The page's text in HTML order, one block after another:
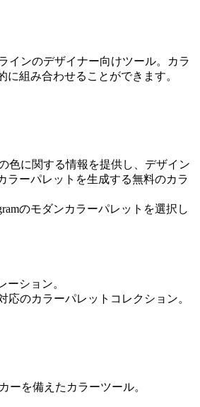
インのデザイナー向けツール。カラ
に組み合わせることができます。
色に関する情報を提供し、デザイン
ラーパレットを生成する無料のカラ
のモダンカラーパレットを選択し
ーション。
応のカラーパレットコレクション。
ーを備えたカラーツール。